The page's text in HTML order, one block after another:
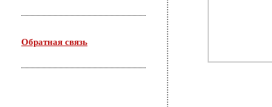
Обратная связь